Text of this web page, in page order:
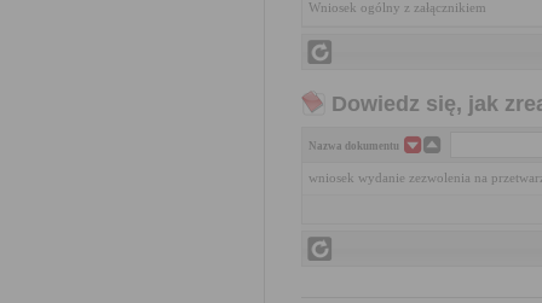
Wniosek ogólny z załącznikiem
Dowiedz się, jak
Nazwa dokumentu
wniosek wydanie zezwolenia na